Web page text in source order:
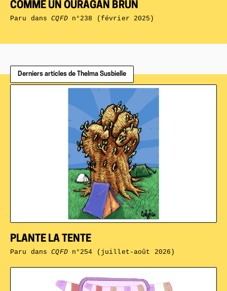
COMME UN OURAGAN BRUN
Paru dansCQFDn°238 (février 2025)
Derniers articles de Thelma Susbielle
PLANTE LA TENTE
Paru dansCQFDn°254 (juillet-août 2026)